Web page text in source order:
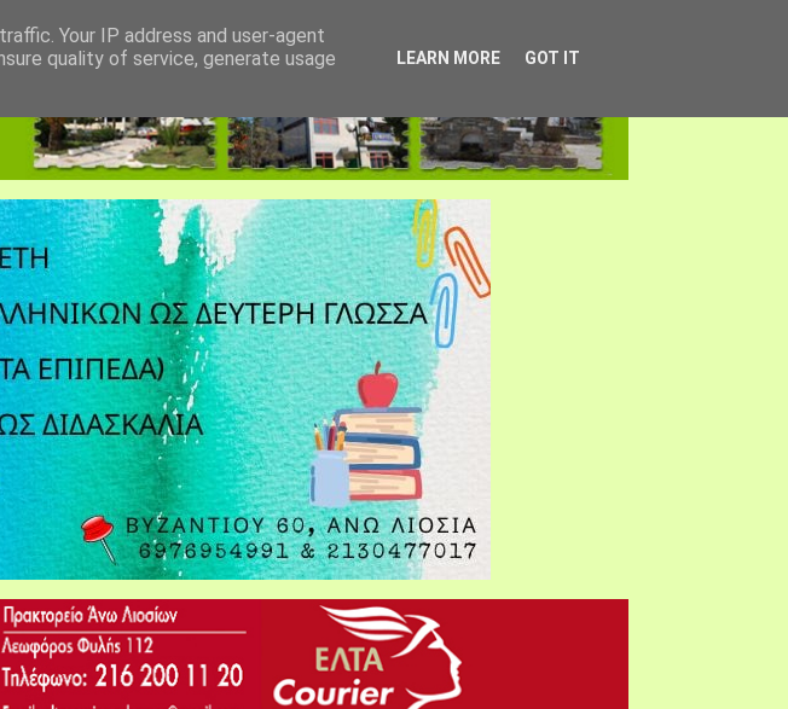
Your IP address and user-agent
quality of service, generate usage
LEARN MORE GOT IT